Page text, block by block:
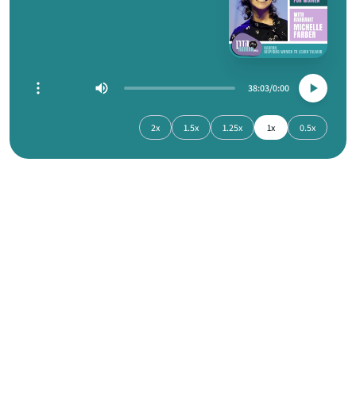
0:00
38:03
0.5x
1x
1.25x
1.5x
2x